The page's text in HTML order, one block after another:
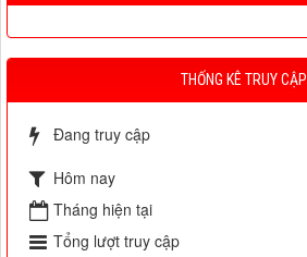
THỐNG KÊ TRUY CẬP
Đang truy cập
Hôm nay
Tháng hiện tại
Tổng lượt truy cập